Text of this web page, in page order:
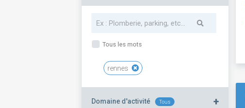
Tous les mots
rennes
Domaine d'activité Tous +